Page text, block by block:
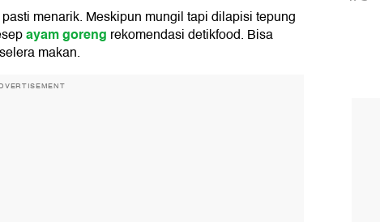
menarik. Meskipun mungil tapi dilapisi tepung
ayam goreng rekomendasi detikfood. Bisa
makan.